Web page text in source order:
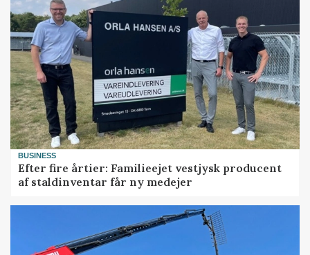
BUSINESS
Efter fire årtier: Familieejet vestjysk producent
af staldinventar får ny medejer